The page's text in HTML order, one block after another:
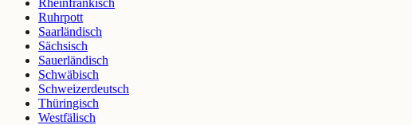
Ruhrpott
Saarländisch
Sächsisch
Sauerländisch
Schwäbisch
Schweizerdeutsch
Thüringisch
Westfälisch